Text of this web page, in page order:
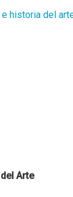
historia del
Arte